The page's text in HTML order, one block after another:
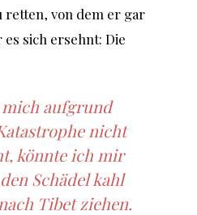
retten, von dem er gar
sich ersehnt: Die
mich aufgrund
nicht
könnte ich mir
Schädel kahl
Tibet ziehen.